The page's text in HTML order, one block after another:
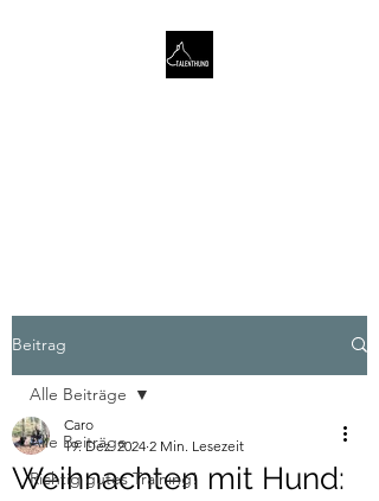
Beitrag
Alle Beiträge
Richtig gutes Training!
Alle Beiträge
Weihnachten mit Hund:
Caro
19. Dez. 2024 2 Min. Lesezeit